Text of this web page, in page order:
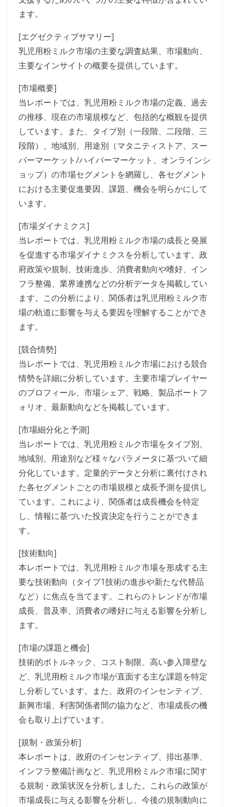
ます。
[エグゼクティブサマリー]
乳児用粉ミルク市場の主要な調査結果、市場動向、
主要なインサイトの概要を提供しています。
[市場概要]
当レポートでは、乳児用粉ミルク市場の定義、過去
の推移、現在の市場規模など、包括的な概観を提供
しています。また、タイプ別（一段階、二段階、三
段階）、地域別、用途別（マタニティストア、スー
パーマーケット/ハイパーマーケット、オンラインシ
ョップ）の市場セグメントを網羅し、各セグメント
における主要促進要因、課題、機会を明らかにして
います。
[市場ダイナミクス]
当レポートでは、乳児用粉ミルク市場の成長と発展
を促進する市場ダイナミクスを分析しています。政
府政策や規制、技術進歩、消費者動向や嗜好、イン
フラ整備、業界連携などの分析データを掲載してい
ます。この分析により、関係者は乳児用粉ミルク市
場の軌道に影響を与える要因を理解することができ
ます。
[競合情勢]
当レポートでは、乳児用粉ミルク市場における競合
情勢を詳細に分析しています。主要市場プレイヤー
のプロフィール、市場シェア、戦略、製品ポートフ
ォリオ、最新動向などを掲載しています。
[市場細分化と予測]
当レポートでは、乳児用粉ミルク市場をタイプ別、
地域別、用途別など様々なパラメータに基づいて細
分化しています。定量的データと分析に裏付けされ
た各セグメントごとの市場規模と成長予測を提供し
ています。これにより、関係者は成長機会を特定
し、情報に基づいた投資決定を行うことができま
す。
[技術動向]
本レポートでは、乳児用粉ミルク市場を形成する主
要な技術動向（タイプ1技術の進歩や新たな代替品
など）に焦点を当てます。これらのトレンドが市場
成長、普及率、消費者の嗜好に与える影響を分析し
ます。
[市場の課題と機会]
技術的ボトルネック、コスト制限、高い参入障壁な
ど、乳児用粉ミルク市場が直面する主な課題を特定
し分析しています。また、政府のインセンティブ、
新興市場、利害関係者間の協力など、市場成長の機
会も取り上げています。
[規制・政策分析]
本レポートは、政府のインセンティブ、排出基準、
インフラ整備計画など、乳児用粉ミルク市場に関す
る規制・政策状況を分析しました。これらの政策が
市場成長に与える影響を分析し、今後の規制動向に